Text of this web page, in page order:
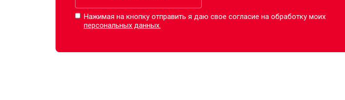
Нажимая на кнопку отправить я даю свое согласие на обработку моих
персональных данных.